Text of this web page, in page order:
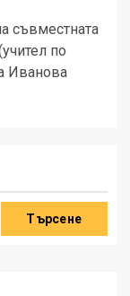
съвместната
по
Иванова
Търсене